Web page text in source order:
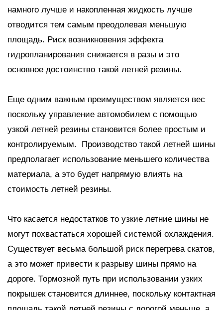
намного лучше и накопленная жидкость лучше
отводится тем самым преодолевая меньшую
площадь. Риск возникновения эффекта
гидропланирования снижается в разы и это
основное достоинство такой летней резины.
Еще одним важным преимуществом является вес
поскольку управление автомобилем с помощью
узкой летней резины становится более простым и
контролируемым. Производство такой летней шины
предполагает использование меньшего количества
материала, а это будет напрямую влиять на
стоимость летней резины.
Что касается недостатков то узкие летние шины не
могут похвастаться хорошей системой охлаждения.
Существует весьма большой риск перегрева скатов,
а это может привести к разрыву шины прямо на
дороге. Тормозной путь при использовании узких
покрышек становится длиннее, поскольку контактная